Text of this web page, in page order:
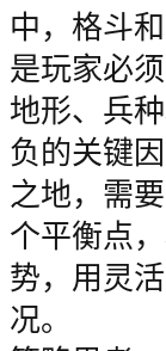
中，格斗
是玩家必
地形、兵
负的关键
之地，需
个平衡点
势，用灵
况。